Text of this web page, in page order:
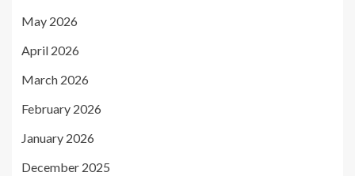
May 2026
April 2026
March 2026
February 2026
January 2026
December 2025